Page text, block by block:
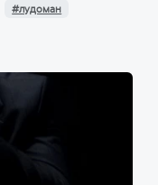
#лудоман